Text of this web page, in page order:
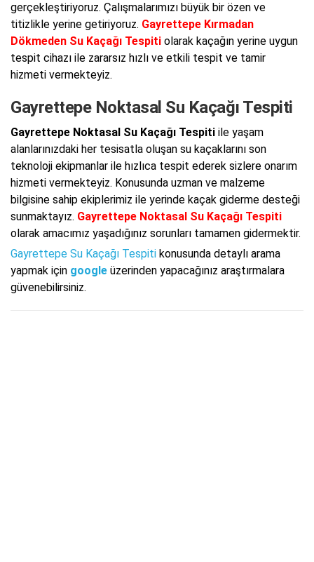
gerçekleştiriyoruz. Çalışmalarımızı büyük bir özen ve
titizlikle yerine getiriyoruz. Gayrettepe Kırmadan
Dökmeden Su Kaçağı Tespiti olarak kaçağın yerine uygun
tespit cihazı ile zararsız hızlı ve etkili tespit ve tamir
hizmeti vermekteyiz.
Gayrettepe Noktasal Su Kaçağı Tespiti
Gayrettepe Noktasal Su Kaçağı Tespiti ile yaşam
alanlarınızdaki her tesisatla oluşan su kaçaklarını son
teknoloji ekipmanlar ile hızlıca tespit ederek sizlere onarım
hizmeti vermekteyiz. Konusunda uzman ve malzeme
bilgisine sahip ekiplerimiz ile yerinde kaçak giderme desteği
sunmaktayız. Gayrettepe Noktasal Su Kaçağı Tespiti
olarak amacımız yaşadığınız sorunları tamamen gidermektir.
Gayrettepe Su Kaçağı Tespiti konusunda detaylı arama
yapmak için google üzerinden yapacağınız araştırmalara
güvenebilirsiniz.